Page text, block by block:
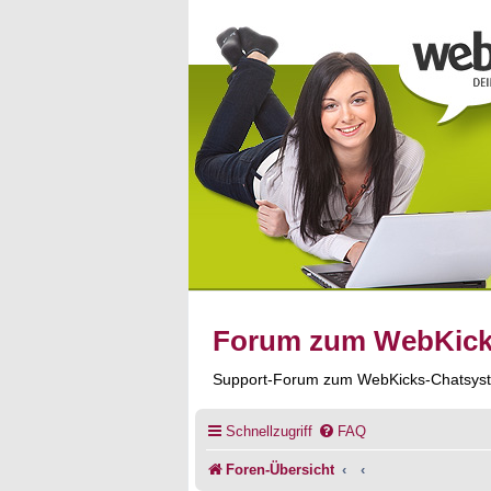
Forum zum
Support-Forum zum WebKicks-
Schnellzugriff FAQ
Foren-Übersicht